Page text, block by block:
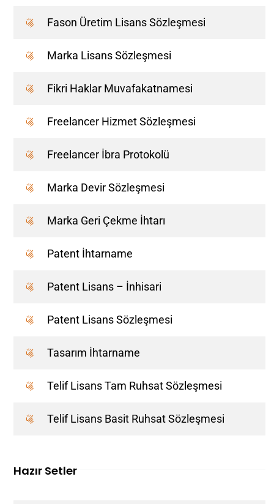
Fason Üretim Lisans Sözleşmesi
Marka Lisans Sözleşmesi
Fikri Haklar Muvafakatnamesi
Freelancer Hizmet Sözleşmesi
Freelancer İbra Protokolü
Marka Devir Sözleşmesi
Marka Geri Çekme İhtarı
Patent İhtarname
Patent Lisans – İnhisari
Patent Lisans Sözleşmesi
Tasarım İhtarname
Telif Lisans Tam Ruhsat Sözleşmesi
Telif Lisans Basit Ruhsat Sözleşmesi
Hazır Setler